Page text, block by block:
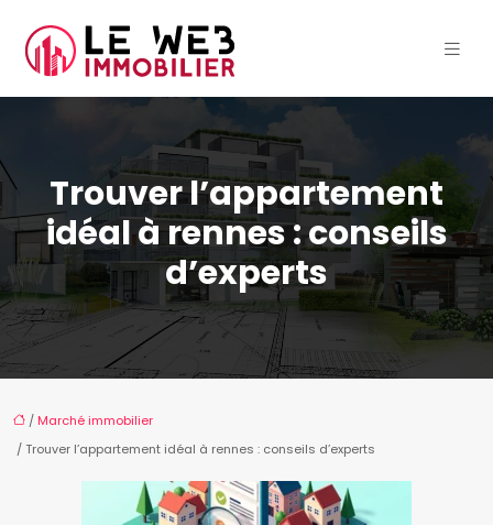
Trouver l’appartement
idéal à rennes : conseils
d’experts
/ Marché immobilier
/ Trouver l’appartement idéal à rennes : conseils d’experts